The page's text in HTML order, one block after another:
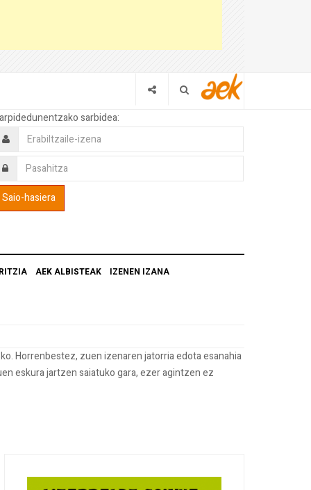
sarbidea:
AEK ALBISTEAK IZENEN IZANA
Horrenbestez, zuen izenaren jatorria edota esanahia
eskura jartzen saiatuko gara, ezer agintzen ez